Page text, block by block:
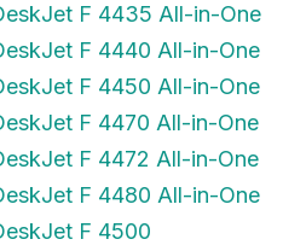
F 4435 All-in-One
F 4440 All-in-One
F 4450 All-in-One
F 4470 All-in-One
F 4472 All-in-One
F 4480 All-in-One
F 4500